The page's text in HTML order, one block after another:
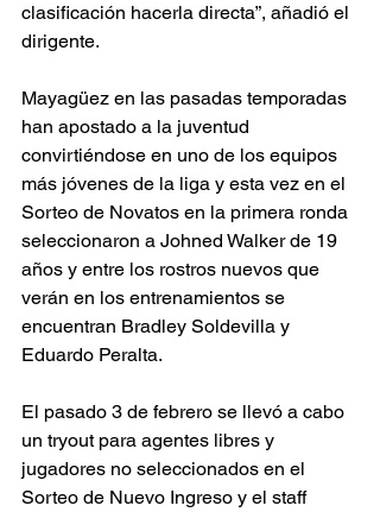
clasificación hacerla directa”, añadió el
dirigente.
Mayagüez en las pasadas temporadas
han apostado a la juventud
convirtiéndose en uno de los equipos
más jóvenes de la liga y esta vez en el
Sorteo de Novatos en la primera ronda
seleccionaron a Johned Walker de 19
años y entre los rostros nuevos que
verán en los entrenamientos se
encuentran Bradley Soldevilla y
Eduardo Peralta.
El pasado 3 de febrero se llevó a cabo
un tryout para agentes libres y
jugadores no seleccionados en el
Sorteo de Nuevo Ingreso y el staff